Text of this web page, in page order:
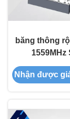
băng thông
1559MHz
Bandpass
DUP1542/
Nhận được